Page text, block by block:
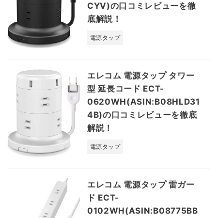
CYV)の口コミレビューを徹
底解説！
電源タップ
エレコム 電源タップ タワー
型 延長コード ECT-
0620WH(ASIN:B08HLD31
4B)の口コミレビューを徹底
解説！
電源タップ
エレコム 電源タップ 雷ガー
ド ECT-
0102WH(ASIN:B08775BB